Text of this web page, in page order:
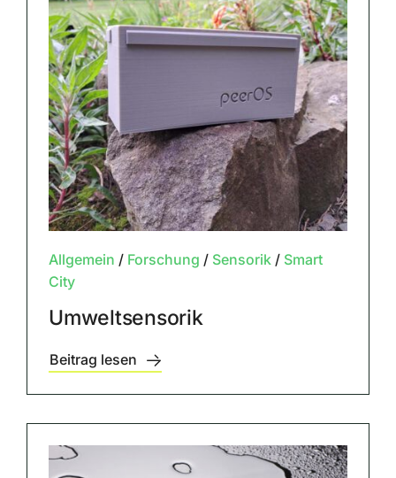
Allgemein / Forschung / Sensorik/ Smart
City
Umweltsensorik
Beitrag lesen